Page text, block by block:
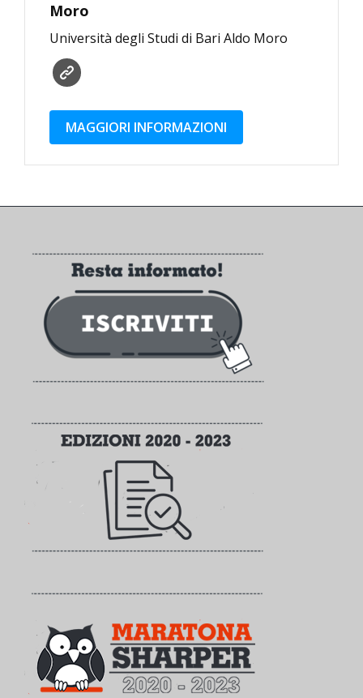
Moro
Università degli Studi di Bari Aldo Moro
MAGGIORI INFORMAZIONI